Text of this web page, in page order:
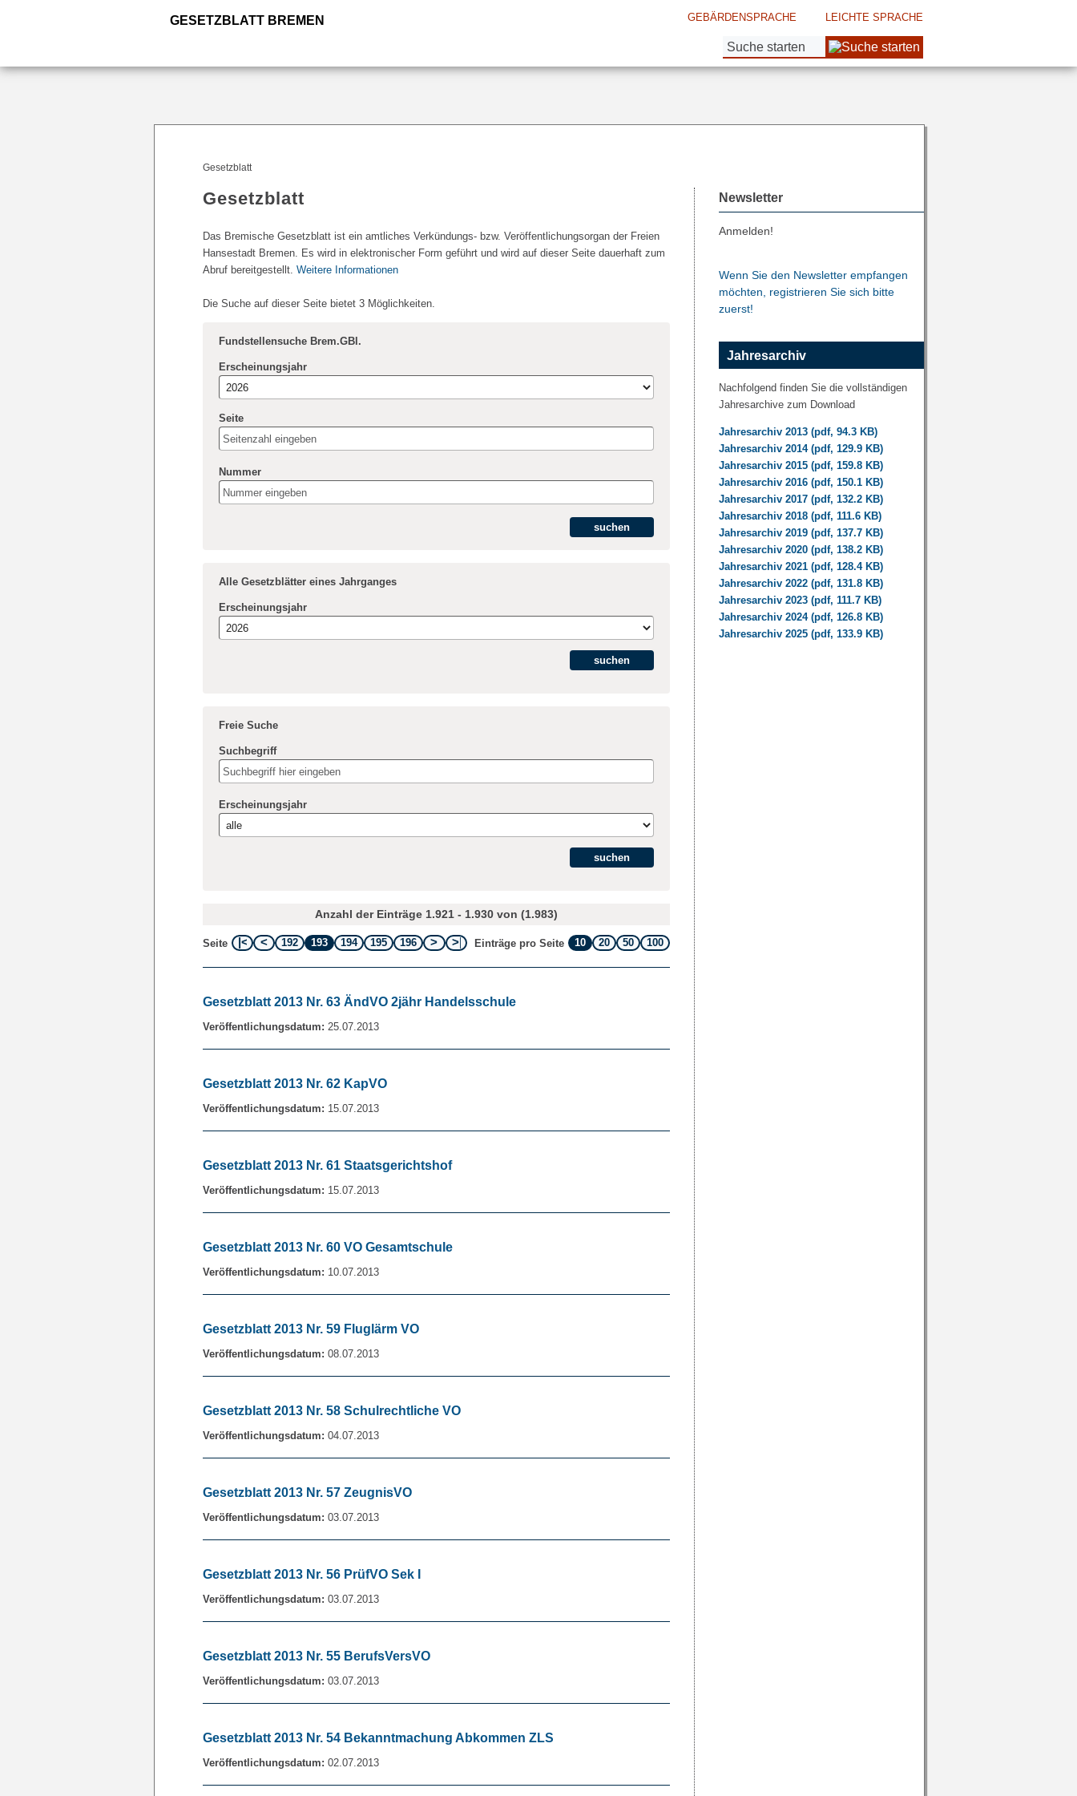
GESETZBLATT BREMEN GEBÄRDENSPRACHE LEICHTE SPRACHE
Suche:
Gesetzblatt
Gesetzblatt
Das Bremische Gesetzblatt ist ein amtliches Verkündungs- bzw. Veröffentlichungsorgan der Freien
Hansestadt Bremen. Es wird in elektronischer Form geführt und wird auf dieser Seite dauerhaft zum
Abruf bereitgestellt. Weitere Informationen
Die Suche auf dieser Seite bietet 3 Möglichkeiten.
Fundstellensuche Brem.GBl.
Erscheinungsjahr
Seite
Nummer
Alle Gesetzblätter eines Jahrganges
Erscheinungsjahr
Freie Suche
Suchbegriff
Erscheinungsjahr
Anzahl der Einträge 1.921 - 1.930 von (1.983)
Seite 192 193 194 195 196 Einträge pro Seite 10 20 50 100
Gesetzblatt 2013 Nr. 63 ÄndVO 2jähr Handelsschule
Veröffentlichungsdatum: 25.07.2013
Gesetzblatt 2013 Nr. 62 KapVO
Veröffentlichungsdatum: 15.07.2013
Gesetzblatt 2013 Nr. 61 Staatsgerichtshof
Veröffentlichungsdatum: 15.07.2013
Gesetzblatt 2013 Nr. 60 VO Gesamtschule
Veröffentlichungsdatum: 10.07.2013
Gesetzblatt 2013 Nr. 59 Fluglärm VO
Veröffentlichungsdatum: 08.07.2013
Gesetzblatt 2013 Nr. 58 Schulrechtliche VO
Veröffentlichungsdatum: 04.07.2013
Gesetzblatt 2013 Nr. 57 ZeugnisVO
Veröffentlichungsdatum: 03.07.2013
Gesetzblatt 2013 Nr. 56 PrüfVO Sek I
Veröffentlichungsdatum: 03.07.2013
Gesetzblatt 2013 Nr. 55 BerufsVersVO
Veröffentlichungsdatum: 03.07.2013
Gesetzblatt 2013 Nr. 54 Bekanntmachung Abkommen ZLS
Veröffentlichungsdatum: 02.07.2013
Newsletter
Anmelden!
Wenn Sie den Newsletter empfangen
möchten, registrieren Sie sich bitte
zuerst!
Jahresarchiv
Nachfolgend finden Sie die vollständigen
Jahresarchive zum Download
Jahresarchiv 2013 (pdf, 94.3 KB)
Jahresarchiv 2014 (pdf, 129.9 KB)
Jahresarchiv 2015 (pdf, 159.8 KB)
Jahresarchiv 2016 (pdf, 150.1 KB)
Jahresarchiv 2017 (pdf, 132.2 KB)
Jahresarchiv 2018 (pdf, 111.6 KB)
Jahresarchiv 2019 (pdf, 137.7 KB)
Jahresarchiv 2020 (pdf, 138.2 KB)
Jahresarchiv 2021 (pdf, 128.4 KB)
Jahresarchiv 2022 (pdf, 131.8 KB)
Jahresarchiv 2023 (pdf, 111.7 KB)
Jahresarchiv 2024 (pdf, 126.8 KB)
Jahresarchiv 2025 (pdf, 133.9 KB)